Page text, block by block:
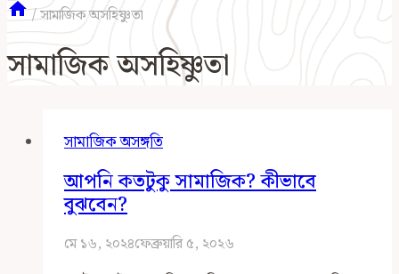
/সামাজিক অসহিষ্ণুতা
সামাজিক অসহিষ্ণুতা
সামাজিক অসঙ্গতি
আপনি কতটুকু সামাজিক? কীভাবে
বুঝবেন?
মে ১৬, ২০২৪ফেব্রুয়ারি ৫, ২০২৬